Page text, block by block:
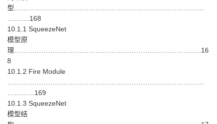
型…………………………………………………………………………
……….168
10.1.1 SqueezeNet
模型原
理………………………………………………………………………..16
8
10.1.2 Fire Module
…………169
10.1.3 SqueezeNet
模型结